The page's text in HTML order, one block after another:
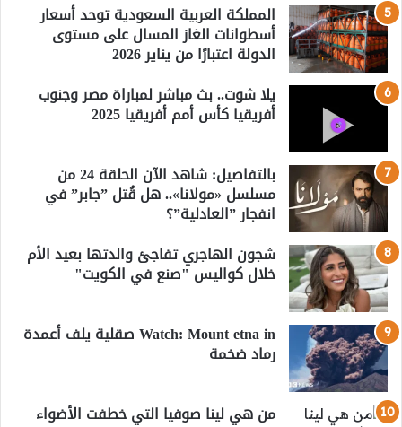
المملكة العربية السعودية توحد أسعار
أسطوانات الغاز المسال على مستوى
الدولة اعتبارًا من يناير 2026
يلا شوت.. بث مباشر لمباراة مصر وجنوب
أفريقيا كأس أمم أفريقيا 2025
بالتفاصيل: شاهد الآن الحلقة 24 من
مسلسل «مولانا».. هل قُتل ”جابر” في
انفجار ”العادلية”؟
شجون الهاجري تفاجئ والدتها بعيد الأم
خلال كواليس "صنع في الكويت"
Watch: Mount etna in صقلية يلف أعمدة
رماد ضخمة
من هي لينا صوفيا التي خطفت الأضواء